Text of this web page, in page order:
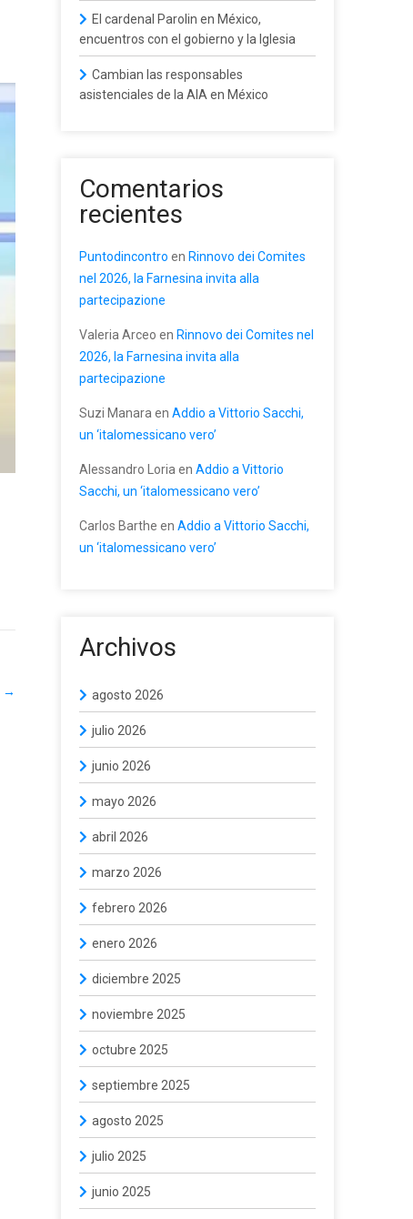
→
El cardenal Parolin en México,
encuentros con el gobierno y la Iglesia
Cambian las responsables
asistenciales de la AIA en México
Comentarios
recientes
Puntodincontro en Rinnovo dei Comites
nel 2026, la Farnesina invita alla
partecipazione
Valeria Arceo en Rinnovo dei Comites nel
2026, la Farnesina invita alla
partecipazione
Suzi Manara en Addio a Vittorio Sacchi,
un ‘italomessicano vero’
Alessandro Loria en Addio a Vittorio
Sacchi, un ‘italomessicano vero’
Carlos Barthe en Addio a Vittorio Sacchi,
un ‘italomessicano vero’
Archivos
agosto 2026
julio 2026
junio 2026
mayo 2026
abril 2026
marzo 2026
febrero 2026
enero 2026
diciembre 2025
noviembre 2025
octubre 2025
septiembre 2025
agosto 2025
julio 2025
junio 2025